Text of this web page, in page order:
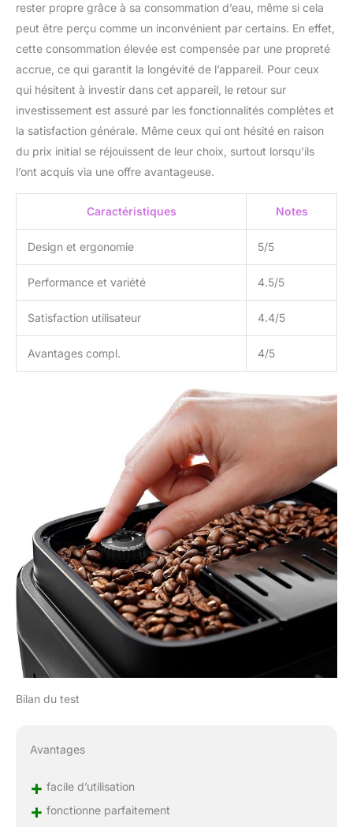
rester propre grâce à sa consommation d’eau, même si cela
peut être perçu comme un inconvénient par certains. En effet,
cette consommation élevée est compensée par une propreté
accrue, ce qui garantit la longévité de l’appareil. Pour ceux
qui hésitent à investir dans cet appareil, le retour sur
investissement est assuré par les fonctionnalités complètes et
la satisfaction générale. Même ceux qui ont hésité en raison
du prix initial se réjouissent de leur choix, surtout lorsqu’ils
l’ont acquis via une offre avantageuse.
Caractéristiques Notes
Design et ergonomie 5/5
Performance et variété 4.5/5
Satisfaction utilisateur 4.4/5
Avantages compl. 4/5
Bilan du test
Avantages
+ facile d’utilisation
+ fonctionne parfaitement